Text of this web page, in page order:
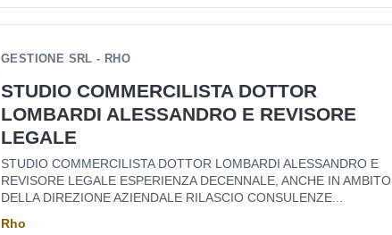
GESTIONE SRL - RHO
STUDIO COMMERCILISTA DOTTOR
LOMBARDI ALESSANDRO E REVISORE
LEGALE
STUDIO COMMERCILISTA DOTTOR LOMBARDI ALESSANDRO E
REVISORE LEGALE ESPERIENZA DECENNALE, ANCHE IN AMBITO
DELLA DIREZIONE AZIENDALE RILASCIO CONSULENZE...
Rho